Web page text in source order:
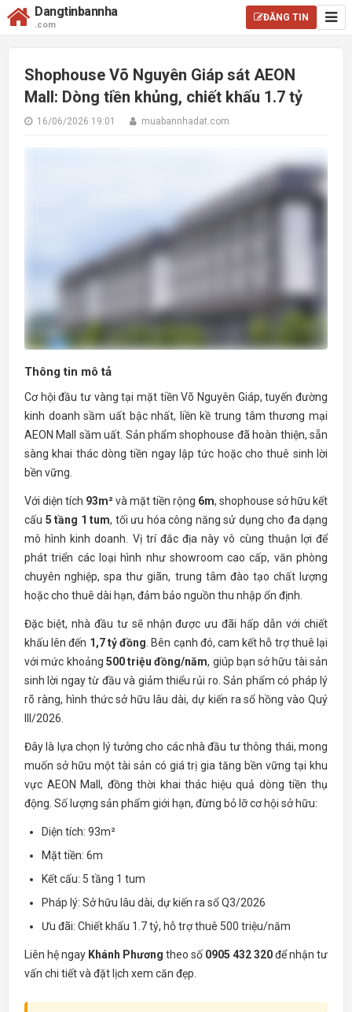
Dangtinbannha
.com
ĐĂNG TIN
Shophouse Võ Nguyên Giáp sát AEON
Mall: Dòng tiền khủng, chiết khấu 1.7 tỷ
16/06/2026 19:01 muabannhadat.com
Thông tin mô tả
Cơ hội đầu tư vàng tại mặt tiền Võ Nguyên Giáp, tuyến đường
kinh doanh sầm uất bậc nhất, liền kề trung tâm thương mại
AEON Mall sầm uất. Sản phẩm shophouse đã hoàn thiện, sẵn
sàng khai thác dòng tiền ngay lập tức hoặc cho thuê sinh lời
bền vững.
Với diện tích 93m²và mặt tiền rộng 6m, shophouse sở hữu kết
cấu 5 tầng 1 tum, tối ưu hóa công năng sử dụng cho đa dạng
mô hình kinh doanh. Vị trí đắc địa này vô cùng thuận lợi để
phát triển các loại hình như showroom cao cấp, văn phòng
chuyên nghiệp, spa thư giãn, trung tâm đào tạo chất lượng
hoặc cho thuê dài hạn, đảm bảo nguồn thu nhập ổn định.
Đặc biệt, nhà đầu tư sẽ nhận được ưu đãi hấp dẫn với chiết
khấu lên đến 1,7 tỷ đồng. Bên cạnh đó, cam kết hỗ trợ thuê lại
với mức khoảng 500 triệu đồng/năm, giúp bạn sở hữu tài sản
sinh lời ngay từ đầu và giảm thiểu rủi ro. Sản phẩm có pháp lý
rõ ràng, hình thức sở hữu lâu dài, dự kiến ra sổ hồng vào Quý
III/2026.
Đây là lựa chọn lý tưởng cho các nhà đầu tư thông thái, mong
muốn sở hữu một tài sản có giá trị gia tăng bền vững tại khu
vực AEON Mall, đồng thời khai thác hiệu quả dòng tiền thụ
động. Số lượng sản phẩm giới hạn, đừng bỏ lỡ cơ hội sở hữu:
Diện tích: 93m²
Mặt tiền: 6m
Kết cấu: 5 tầng 1 tum
Pháp lý: Sở hữu lâu dài, dự kiến ra sổ Q3/2026
Ưu đãi: Chiết khấu 1.7 tỷ, hỗ trợ thuê 500 triệu/năm
Liên hệ ngay Khánh Phương theo số 0905 432 320để nhận tư
vấn chi tiết và đặt lịch xem căn đẹp.